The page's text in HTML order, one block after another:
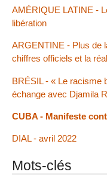
AMÉRIQUE LATINE -
libération
ARGENTINE - Plus de
chiffres officiels et la
BRÉSIL - « Le racisme
échange avec Djamila
CUBA - Manifeste
DIAL - avril 2022
Mots-clés